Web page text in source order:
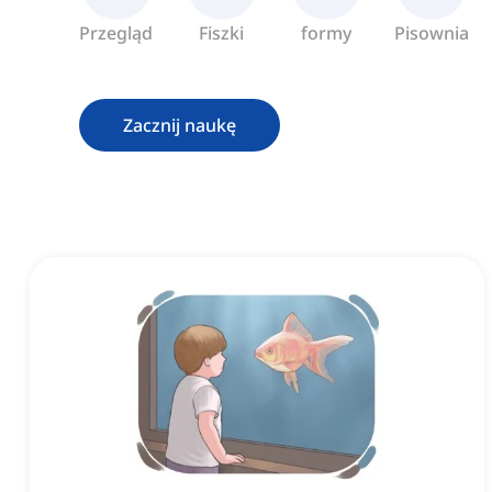
Przegląd Fiszki formy Pisownia
Zacznij naukę